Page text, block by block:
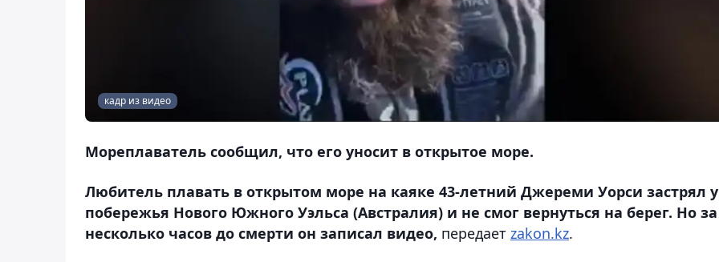
кадр из видео
Мореплаватель сообщил, что его уносит в открытое море.
Любитель плавать в открытом море на каяке 43-летний Джереми Уорси застрял у
побережья Нового Южного Уэльса (Австралия) и не смог вернуться на берег. Но за
несколько часов до смерти он записал видео, передает zakon.kz.